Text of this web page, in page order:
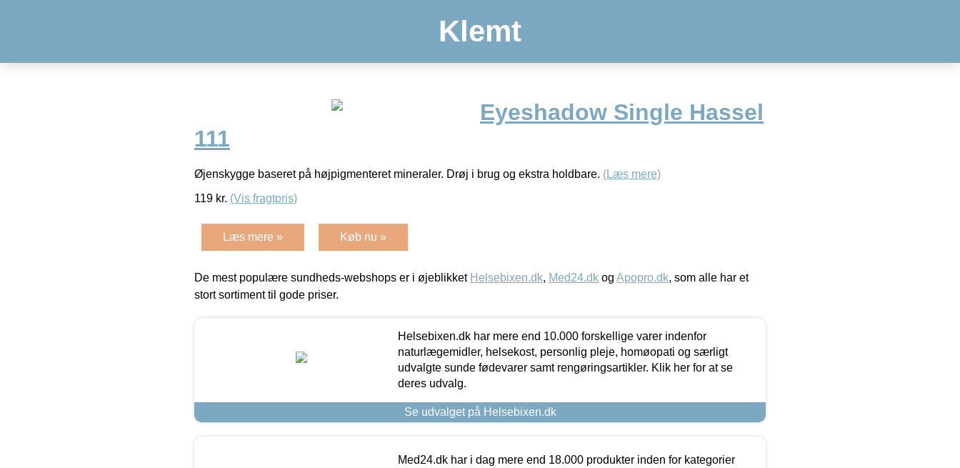
Klemt
Eyeshadow Single Hassel
111
Øjenskygge baseret på højpigmenteret mineraler. Drøj i brug og ekstra holdbare. (Læs mere)
119 kr. (Vis fragtpris)
Læs mere » Køb nu »
De mest populære sundheds-webshops er i øjeblikket Helsebixen.dk, Med24.dk og Apopro.dk, som alle har et
stort sortiment til gode priser.
Helsebixen.dk har mere end 10.000 forskellige varer indenfor
naturlægemidler, helsekost, personlig pleje, homøopati og særligt
udvalgte sunde fødevarer samt rengøringsartikler. Klik her for at se
deres udvalg.
Se udvalget på Helsebixen.dk
Med24.dk har i dag mere end 18.000 produkter inden for kategorier